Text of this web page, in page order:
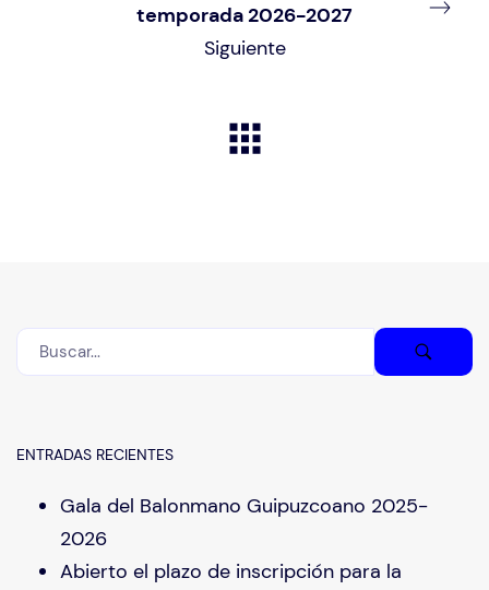
temporada 2026-2027
Siguiente
ENTRADAS RECIENTES
Gala del Balonmano Guipuzcoano 2025-
2026
Abierto el plazo de inscripción para la